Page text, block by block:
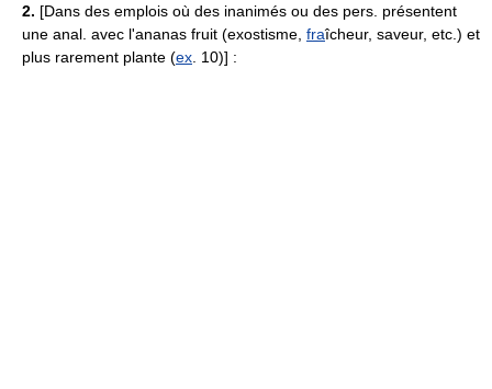
2. [Dans des emplois où des inanimés ou des pers. présentent
une anal. avec l'ananas fruit (exostisme, fraîcheur, saveur, etc.) et
plus rarement plante (ex . 10)] :